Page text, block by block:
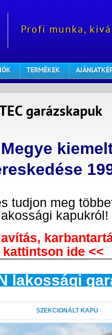
Profi munka,
TERMÉKEK
garázskapuk
tudjon meg
kapukról!
kattintson ide <<
lakossági
SZEKCIONÁLT KAPU